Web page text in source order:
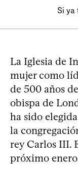
Si ya
La Iglesia de
mujer como
de 500 años
obispa de
ha sido
la
rey Carlos III.
próximo